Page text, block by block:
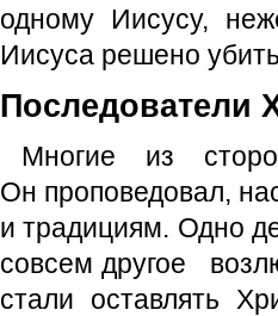
одному Иисусу,
Иисуса решено
Последователи
Многие из
Он проповедовал,
и традици­ям. Одно
совсем другое
стали оставлять